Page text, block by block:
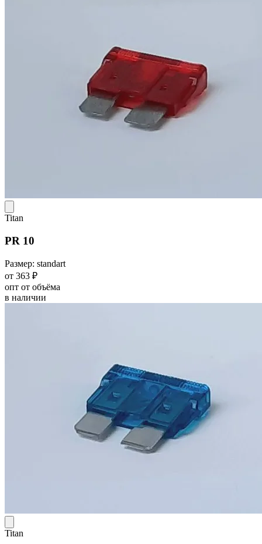
Titan
PR 10
Размер: standart
от 363 ₽
опт от объёма
в наличии
Titan